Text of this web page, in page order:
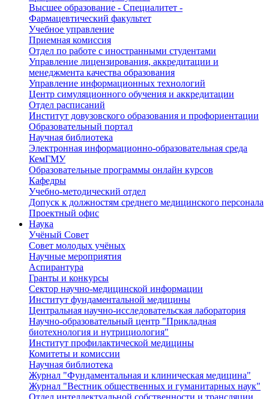
Высшее образование - Специалитет -
Фармацевтический факультет
Учебное управление
Приемная комиссия
Отдел по работе с иностранными студентами
Управление лицензирования, аккредитации и
менеджмента качества образования
Управление информационных технологий
Центр симуляционного обучения и аккредитации
Отдел расписаний
Институт довузовского образования и профориентации
Образовательный портал
Научная библиотека
Электронная информационно-образовательная среда
КемГМУ
Образовательные программы онлайн курсов
Кафедры
Учебно-методический отдел
Допуск к должностям среднего медицинского персонала
Проектный офис
Наука
Учёный Cовет
Совет молодых учёных
Научные мероприятия
Аспирантура
Гранты и конкурсы
Сектор научно-медицинской информации
Институт фундаментальной медицины
Центральная научно-исследовательская лаборатория
Научно-образовательный центр "Прикладная
биотехнология и нутрициология"
Институт профилактической медицины
Комитеты и комиссии
Научная библиотека
Журнал "Фундаментальная и клиническая медицина"
Журнал "Вестник общественных и гуманитарных наук"
Отдел интеллектуальной собственности и трансляции